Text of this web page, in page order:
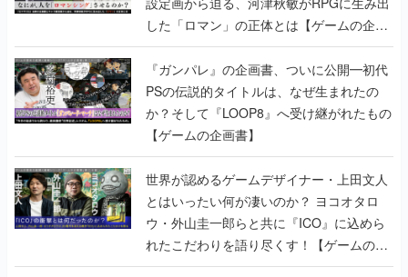
した「ロマン」の正体とは【ゲームの企画
書】
『ガンパレ』の企画書、ついに公開━初代
PSの伝説的タイトルは、なぜ生まれたの
か？そして『LOOP8』へ受け継がれたもの
【ゲームの企画書】
世界が認めるゲームデザイナー・上田文人
とはいったい何が凄いのか？ ヨコオタロ
ウ・外山圭一郎らと共に『ICO』に込めら
れたこだわりを語り尽くす！【ゲームの企
画書】